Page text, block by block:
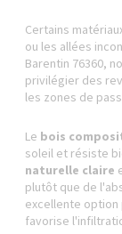
Certains
ou les allées
Barentin 76360,
privilégier des
les zones de
Le bois
soleil et résiste
naturelle claire
plutôt que de
excellente option
favorise